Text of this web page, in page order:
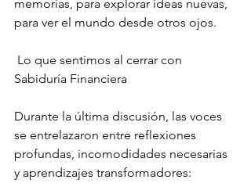
memorias, para explorar ideas nuevas,
para ver el mundo desde otros ojos.
Sabiduría Financiera
Durante la última discusión, las voces
se entrelazaron entre reflexiones
profundas, incomodidades necesarias
y aprendizajes transformadores: